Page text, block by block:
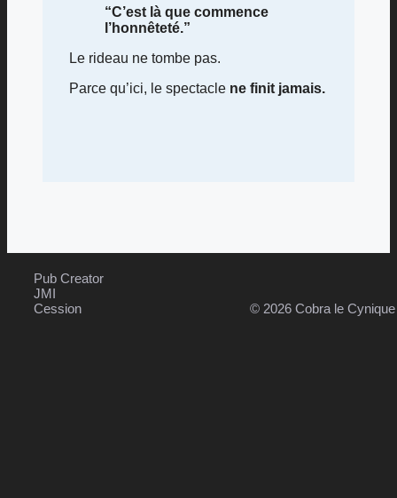
“C’est là que commence
l’honnêteté.”
Le rideau ne tombe pas.
Parce qu’ici, le spectacle ne finit jamais.
Pub Creator
JMI
Cession
© 2026 Cobra le